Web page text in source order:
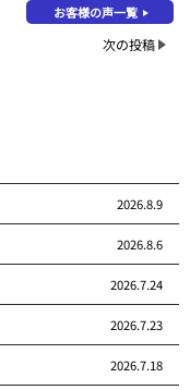
お客様の声一覧
次の投稿
2026.8.9
2026.8.6
2026.7.24
2026.7.23
2026.7.18